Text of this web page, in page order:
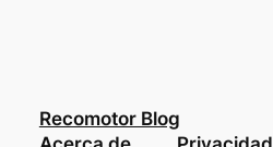
Recomotor Blog